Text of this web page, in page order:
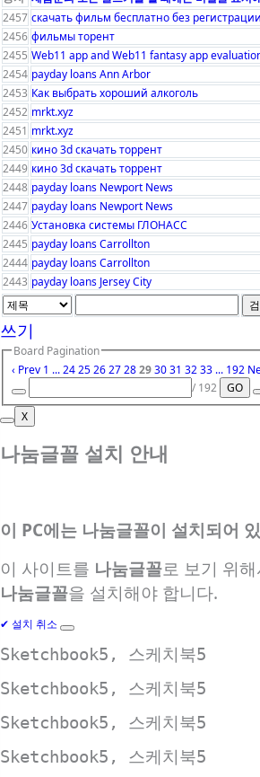
2457 скачать фильм бесплатно без
2456 фильмы торент
2455 Web11 app and Web11 fantasy app
2454 payday loans Ann Arbor
2453 Как выбрать хороший алкоголь
2452 mrkt.xyz
2451 mrkt.xyz
2450 кино 3d скачать торрент
2449 кино 3d скачать торрент
2448 payday loans Newport News
2447 payday loans Newport News
2446 Установка системы ГЛОНАСС
2445 payday loans Carrollton
2444 payday loans Carrollton
2443 payday loans Jersey City
쓰기
Board Pagination
‹ Prev 1 ...2425262728293031 3233 ... 192
/ 192
GO
X
나눔글꼴 설치 안내
이 PC에는 나눔글꼴이 설치되어
이 사이트를 나눔글꼴로 보기 위
나눔글꼴을 설치해야 합니다.
✔ 설치 취소
Sketchbook5, 스케치북5
Sketchbook5, 스케치북5
Sketchbook5, 스케치북5
Sketchbook5, 스케치북5